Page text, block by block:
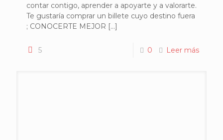
contar contigo, aprender a apoyarte y a valorarte.
Te gustaría comprar un billete cuyo destino fuera
; CONOCERTE MEJOR […]
5 0 Leer más